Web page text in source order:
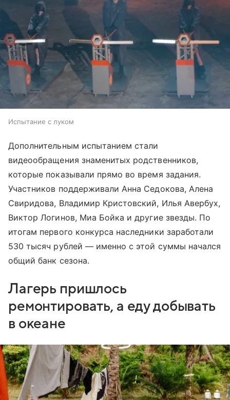
Испытание с луком
Дополнительным испытанием стали
видеообращения знаменитых родственников,
которые показывали прямо во время задания.
Участников поддерживали Анна Седокова, Алена
Свиридова, Владимир Кристовский, Илья Авербух,
Виктор Логинов, Миа Бойка и другие звезды. По
итогам первого конкурса наследники заработали
530 тысяч рублей — именно с этой суммы начался
общий банк сезона.
Лагерь пришлось
ремонтировать, а еду добывать
в океане